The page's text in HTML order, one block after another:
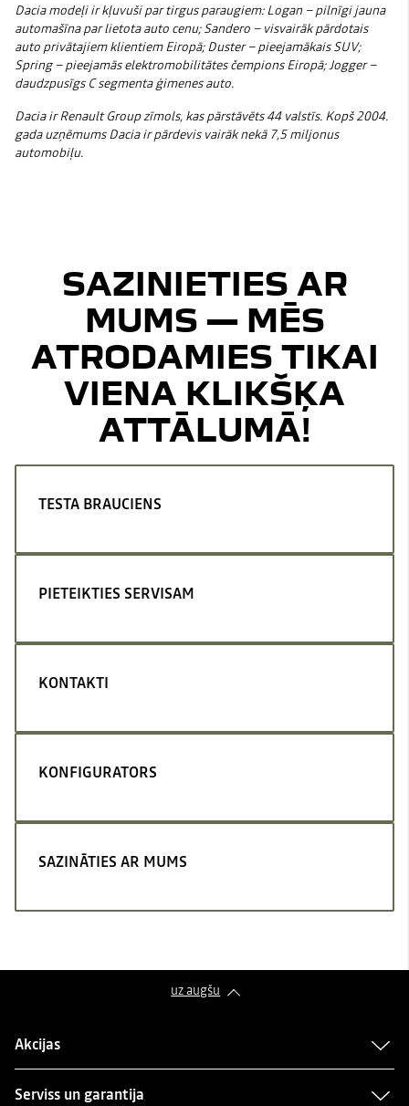
Dacia modeļi ir kļuvuši par tirgus paraugiem: Logan – pilnīgi jauna
automašīna par lietota auto cenu; Sandero – visvairāk pārdotais
auto privātajiem klientiem Eiropā; Duster – pieejamākais SUV;
Spring – pieejamās elektromobilitātes čempions Eiropā; Jogger –
daudzpusīgs C segmenta ģimenes auto.
Dacia ir Renault Group zīmols, kas pārstāvēts 44 valstīs. Kopš 2004.
gada uzņēmums Dacia ir pārdevis vairāk nekā 7,5 miljonus
automobiļu.
SAZINIETIES AR
MUMS — MĒS
ATRODAMIES TIKAI
VIENA KLIKŠĶA
ATTĀLUMĀ!
TESTA BRAUCIENS
PIETEIKTIES SERVISAM
KONTAKTI
KONFIGURATORS
SAZINĀTIES AR MUMS
uz augšu
Akcijas
Serviss un garantija